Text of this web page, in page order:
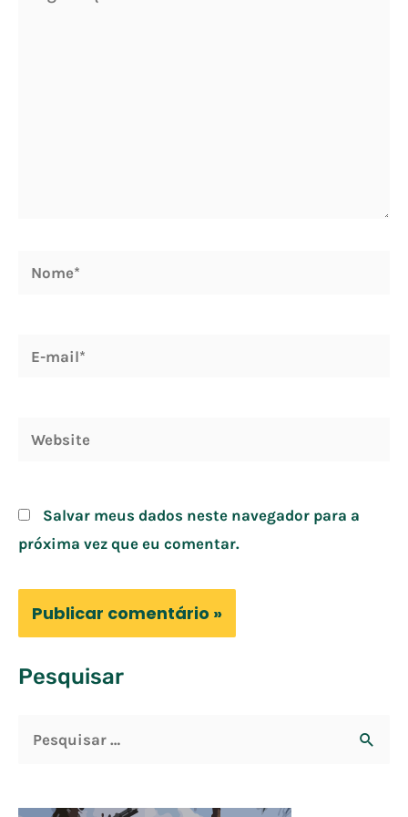
aqui...
Nome*
Website
Salvar meus dados neste navegador para a
próxima vez que eu comentar.
Pesquisar